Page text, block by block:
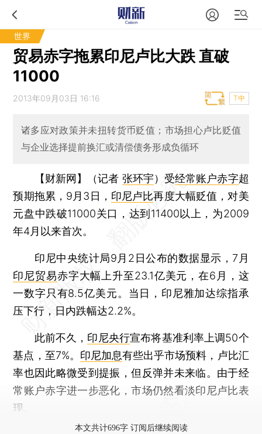
世界
贸易赤字拖累印尼卢比大跌 直破
11000
2013年09月03日 16:16 T中
诸多应对政策并未扭转货币贬值；市场担心卢比贬值
与企业选择提前换汇或清偿债务形成负循环
【财新网】（记者 张环宇） 受经常账户赤字超
预期拖累，9月3日， 印尼卢比再度大幅贬值，对美
元盘中跌破11000关口，达到11400以上，为2009
年4月以来首次。
印尼中央统计局9月2日公布的数据显示，7月
印尼贸易赤字大幅上升至23.1亿美元，在6月，这
一数字只有8.5亿美元。当日，印尼雅加达综指承
压下行，日内跌幅达2.2%。
此前不久， 印尼央行宣布将基准利率上调50个
基点，至7%。 印尼加息有些出乎市场预料，卢比汇
率也因此略微受到提振，但反弹并未来临。由于经
常账户赤字进一步恶化，市场仍然看淡印尼卢比表
现。
本文共计696字 订阅后继续阅读